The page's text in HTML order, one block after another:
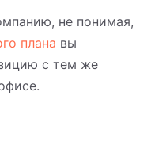
не понимая,
плана вы
с тем же